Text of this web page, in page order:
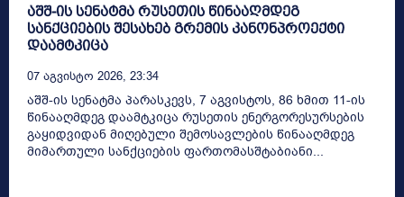
აშშ-ის სენატმა რუსეთის წინააღმდეგ
სანქციების შესახებ გრემის კანონპროექტი
დაამტკიცა
07 Აგვისტო 2026, 23:34
აშშ-ის სენატმა პარასკევს, 7 აგვისტოს, 86 ხმით 11-ის
წინააღმდეგ დაამტკიცა რუსეთის ენერგორესურსების
გაყიდვიდან მიღებული შემოსავლების წინააღმდეგ
მიმართული სანქციების ფართომასშტაბიანი...